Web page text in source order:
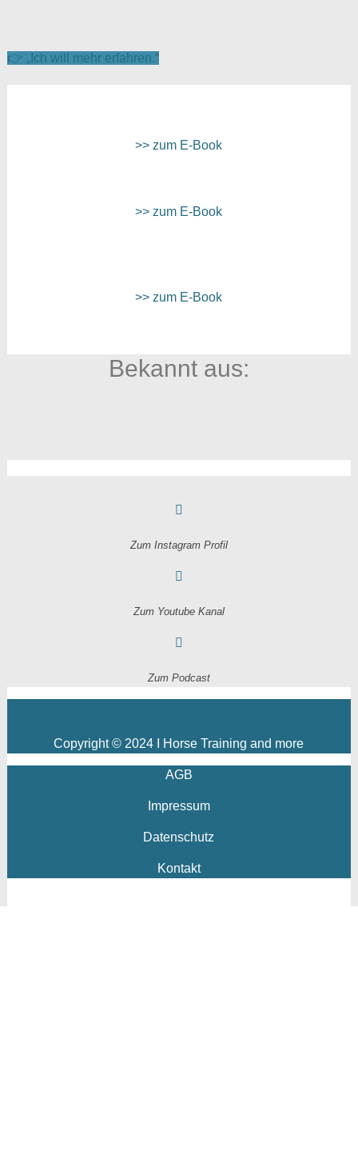
👉 „Ich will mehr erfahren.“
>> zum E-Book
>> zum E-Book
>> zum E-Book
Bekannt aus:
Zum Instagram Profil
Zum Youtube Kanal
Zum Podcast
Copyright © 2024 I Horse Training and more
AGB
Impressum
Datenschutz
Kontakt